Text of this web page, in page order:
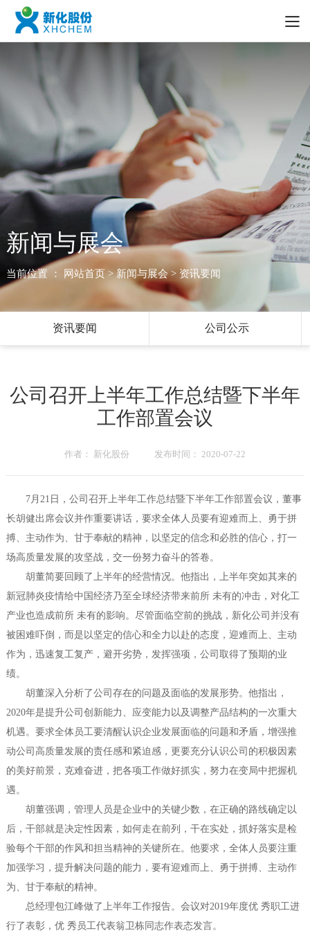
新闻与展会
当前位置 ： 网站首页> 新闻与展会 > 资讯要闻
资讯要闻 公司公示
公司召开上半年工作总结暨下半年
工作部置会议
作者： 新化股份 发布时间： 2020-07-22
7月21日，公司召开上半年工作总结暨下半年工作部置会议，董事
长胡健出席会议并作重要讲话，要求全体人员要有迎难而上、勇于拼
搏、主动作为、甘于奉献的精神，以坚定的信念和必胜的信心，打一
场高质量发展的攻坚战，交一份努力奋斗的答卷。
胡董简要回顾了上半年的经营情况。他指出，上半年突如其来的
新冠肺炎疫情给中国经济乃至全球经济带来前所 未有的冲击，对化工
产业也造成前所 未有的影响。尽管面临空前的挑战，新化公司并没有
被困难吓倒，而是以坚定的信心和全力以赴的态度，迎难而上、主动
作为，迅速复工复产，避开劣势，发挥强项，公司取得了预期的业
绩。
胡董深入分析了公司存在的问题及面临的发展形势。他指出，
2020年是提升公司创新能力、应变能力以及调整产品结构的一次重大
机遇。要求全体员工要清醒认识企业发展面临的问题和矛盾，增强推
动公司高质量发展的责任感和紧迫感，更要充分认识公司的积极因素
的美好前景，克难奋进，把各项工作做好抓实，努力在变局中把握机
遇。
胡董强调，管理人员是企业中的关键少数，在正确的路线确定以
后，干部就是决定性因素，如何走在前列，干在实处，抓好落实是检
验每个干部的作风和担当精神的关键所在。他要求，全体人员要注重
加强学习，提升解决问题的能力，要有迎难而上、勇于拼搏、主动作
为、甘于奉献的精神。
总经理包江峰做了上半年工作报告。会议对2019年度优 秀职工进
行了表彰，优 秀员工代表翁卫栋同志作表态发言。